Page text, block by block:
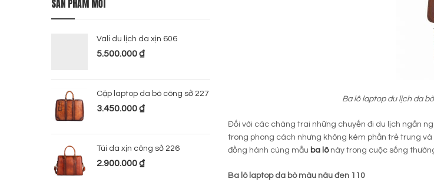
Ba lô laptop du lịch da
Đối với các chàng trai những chuyến đi du lịch ngắn
trong phong cách nhưng không kém phần trẻ trung
đồng hành cùng mẫu ba lô này trong cuộc sống
Ba lô laptop da bò màu nâu đen 110
SẢN PHẨM MỚI
Vali du lịch da xịn 606
5.500.000₫
Cặp laptop da bò công sở 227
3.450.000₫
Túi da xịn công sở 226
2.900.000₫